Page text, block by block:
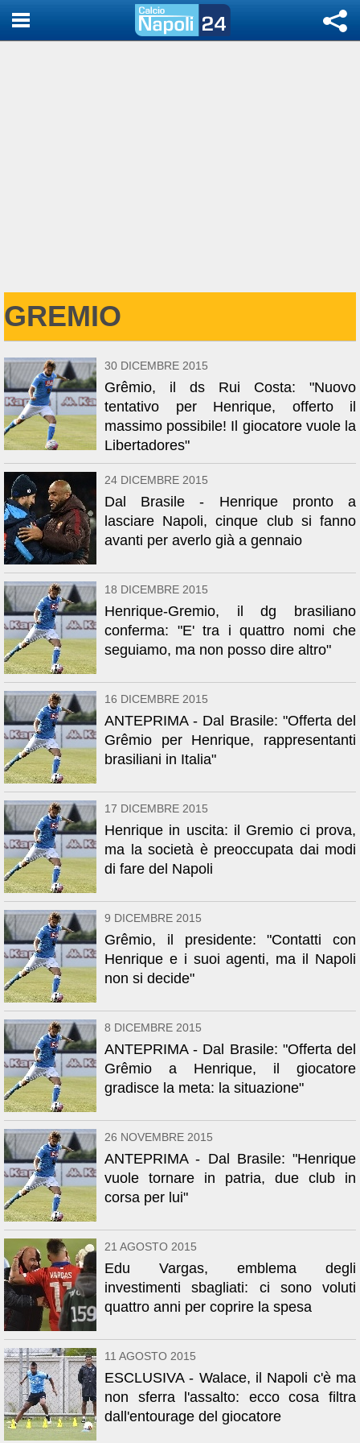
GREMIO
30 DICEMBRE 2015
Grêmio, il ds Rui Costa: "Nuovo
tentativo per Henrique, offerto il
massimo possibile! Il giocatore vuole la
Libertadores"
24 DICEMBRE 2015
Dal Brasile - Henrique pronto a
lasciare Napoli, cinque club si fanno
avanti per averlo già a gennaio
18 DICEMBRE 2015
Henrique-Gremio, il dg brasiliano
conferma: "E' tra i quattro nomi che
seguiamo, ma non posso dire altro"
16 DICEMBRE 2015
ANTEPRIMA - Dal Brasile: "Offerta del
Grêmio per Henrique, rappresentanti
brasiliani in Italia"
17 DICEMBRE 2015
Henrique in uscita: il Gremio ci prova,
ma la società è preoccupata dai modi
di fare del Napoli
9 DICEMBRE 2015
Grêmio, il presidente: "Contatti con
Henrique e i suoi agenti, ma il Napoli
non si decide"
8 DICEMBRE 2015
ANTEPRIMA - Dal Brasile: "Offerta del
Grêmio a Henrique, il giocatore
gradisce la meta: la situazione"
26 NOVEMBRE 2015
ANTEPRIMA - Dal Brasile: "Henrique
vuole tornare in patria, due club in
corsa per lui"
21 AGOSTO 2015
Edu Vargas, emblema degli
investimenti sbagliati: ci sono voluti
quattro anni per coprire la spesa
11 AGOSTO 2015
ESCLUSIVA - Walace, il Napoli c'è ma
non sferra l'assalto: ecco cosa filtra
dall'entourage del giocatore